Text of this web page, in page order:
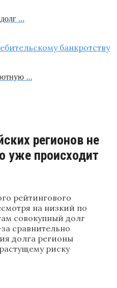
…
…
регионов не
уже происходит
рейтингового
на низкий по
совокупный долг
сравнительно
долга регионы
риску